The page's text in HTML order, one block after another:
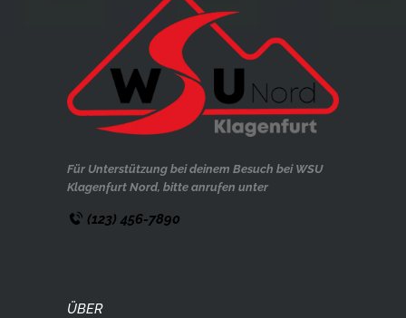
Für Unterstützung bei deinem Besuch bei WSU
Klagenfurt Nord, bitte anrufen unter
(123) 456-7890
ÜBER